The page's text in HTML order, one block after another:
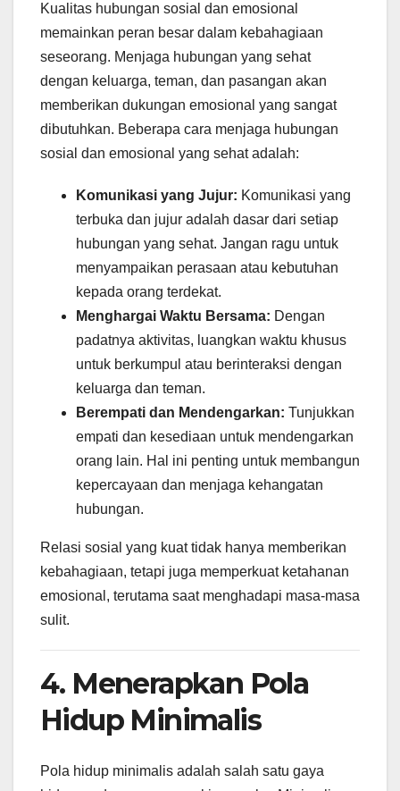
Kualitas hubungan sosial dan emosional
memainkan peran besar dalam kebahagiaan
seseorang. Menjaga hubungan yang sehat
dengan keluarga, teman, dan pasangan akan
memberikan dukungan emosional yang sangat
dibutuhkan. Beberapa cara menjaga hubungan
sosial dan emosional yang sehat adalah:
Komunikasi yang Jujur: Komunikasi yang
terbuka dan jujur adalah dasar dari setiap
hubungan yang sehat. Jangan ragu untuk
menyampaikan perasaan atau kebutuhan
kepada orang terdekat.
Menghargai Waktu Bersama: Dengan
padatnya aktivitas, luangkan waktu khusus
untuk berkumpul atau berinteraksi dengan
keluarga dan teman.
Berempati dan Mendengarkan: Tunjukkan
empati dan kesediaan untuk mendengarkan
orang lain. Hal ini penting untuk membangun
kepercayaan dan menjaga kehangatan
hubungan.
Relasi sosial yang kuat tidak hanya memberikan
kebahagiaan, tetapi juga memperkuat ketahanan
emosional, terutama saat menghadapi masa-masa
sulit.
4. Menerapkan Pola
Hidup Minimalis
Pola hidup minimalis adalah salah satu gaya